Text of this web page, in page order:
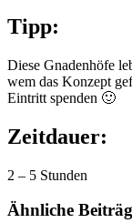
Tipp:
Diese Gnadenhöfe
wem das Konzept
Eintritt spenden 🙂
Zeitdauer:
2 – 5 Stunden
Ähnliche